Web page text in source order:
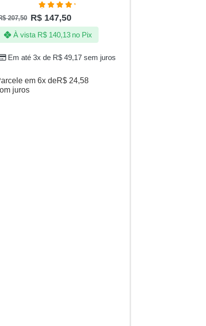
Avaliação
5.00de 5
207,50 R$ 147,50
Em até 3x de R$49,17sem juros
À vista R$140,13 no Pix
em 6x deR$24,58
juros